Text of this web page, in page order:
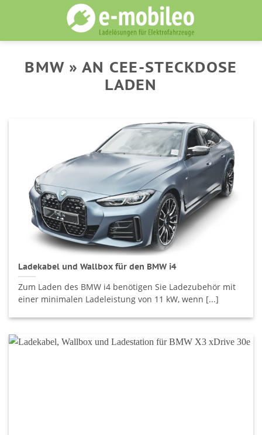
BMW » AN CEE-STECKDOSE
LADEN
Ladekabel und Wallbox für den BMW i4
Zum Laden des BMW i4 benötigen Sie Ladezubehör mit
einer minimalen Ladeleistung von 11 kW, wenn [...]